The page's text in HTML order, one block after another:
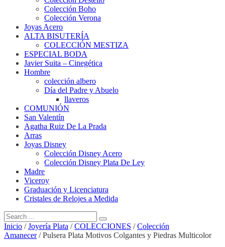
Colección Boho
Colección Verona
Joyas Acero
ALTA BISUTERÍA
COLECCIÓN MESTIZA
ESPECIAL BODA
Javier Suita – Cinegética
Hombre
colección albero
Día del Padre y Abuelo
llaveros
COMUNIÓN
San Valentín
Agatha Ruiz De La Prada
Arras
Joyas Disney
Colección Disney Acero
Colección Disney Plata De Ley
Madre
Viceroy
Graduación y Licenciatura
Cristales de Relojes a Medida
Inicio /Joyería Plata /COLECCIONES /Colección
Amanecer/ Pulsera Plata Motivos Colgantes y Piedras Multicolor